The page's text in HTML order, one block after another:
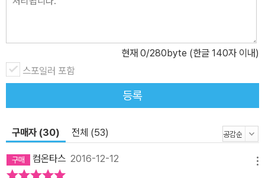
교-불교-철학-과학-역사-경제-예술-종교-초월》 채사장 작가가 올라
신의 내면에 기존하던 ‘정(正)’이 그와 모순된 ‘반(反)’과 대면할 때
느끼는 ‘위기’라고 그는 말한다. 그러나 그 위기를 딛고 올라 ‘정’도 아
니고 ‘반’도 아닌 새로운 정신으로 성숙하는 것이 바로 ‘합’이며, 그 합
은 다음 계단을 위한 ‘정’이 된다. 그리고 그는 지금껏 우리가 한 번도
를 따라 계단을 오르는 동안, 독자는 자기 안의 질문들과 만나며 자신
만의 계단 앞에 오를 수 있을 것이다.
현재 0/280byte (한글 140자 이내)
스포일러 포함
등록
구매자 (30) 전체 (53)
컴온타스 2016-12-12